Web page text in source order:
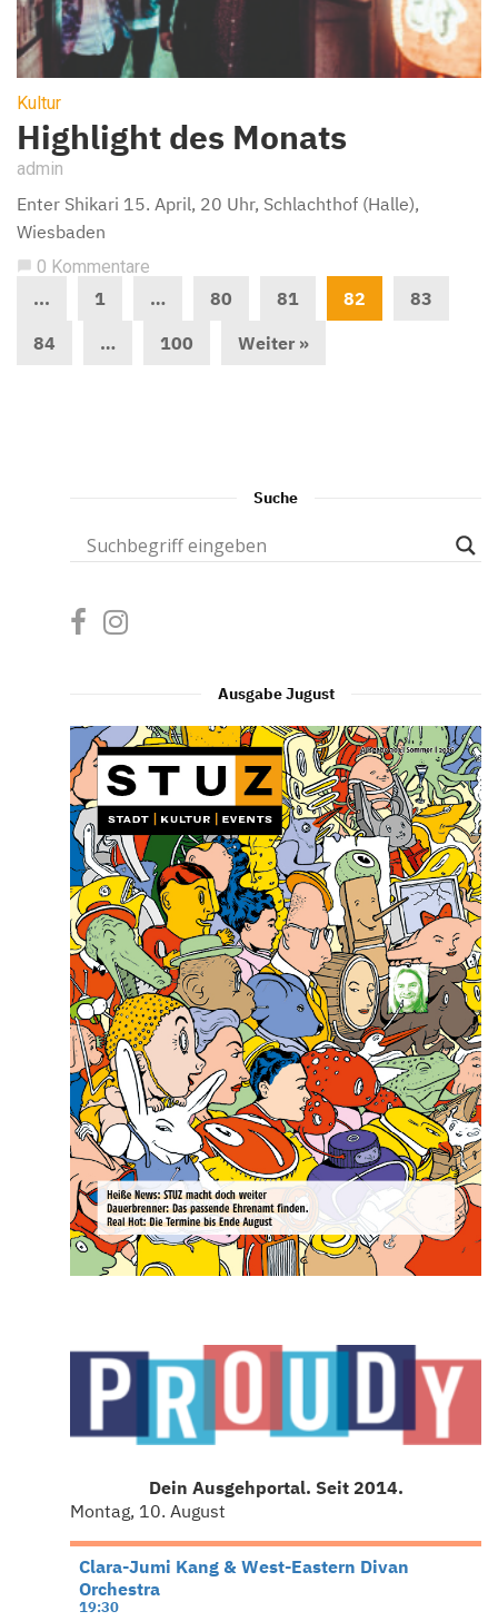
Kultur
Highlight des Monats
admin
Enter Shikari 15. April, 20 Uhr, Schlachthof (Halle),
Wiesbaden
0 Kommentare
... 1 … 80 81 82
83
84
… 100 Weiter »
Suche
Ausgabe Jugust
Dein Ausgehportal. Seit 2014.
Montag, 10. August
Clara-Jumi Kang & West-Eastern Divan
Orchestra
19:30